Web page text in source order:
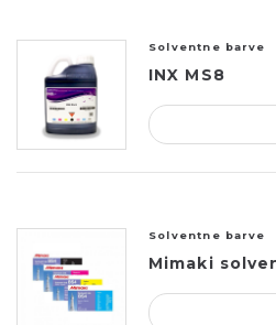
Solventne barve
INX MS8
Solventne barve
Mimaki